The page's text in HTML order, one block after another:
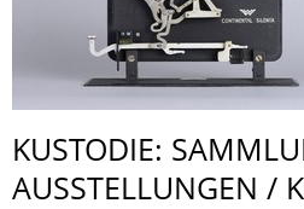
KUSTODIE:
AUSSTELLUNGEN /